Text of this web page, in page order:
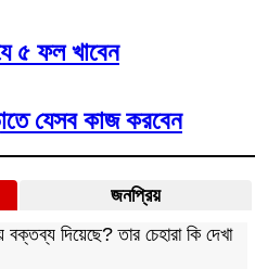
৫ ফল খাবেন
যেসব কাজ করবেন
জনপ্রিয়
বক্তব্য দিয়েছে? তার চেহারা কি দেখা